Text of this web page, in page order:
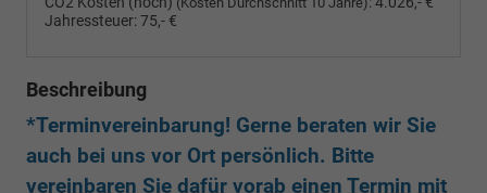
Jahressteuer:75,- €
Beschreibung
*Terminvereinbarung! Gerne beraten wir Sie
auch bei uns vor Ort persönlich. Bitte
vereinbaren Sie dafür vorab einen Termin mit